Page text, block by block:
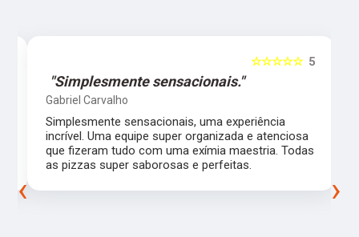
5
☆☆☆☆☆
"Simplesmente sensacionais."
Gabriel Carvalho
Simplesmente sensacionais, uma experiência
incrível. Uma equipe super organizada e atenciosa
que fizeram tudo com uma exímia maestria. Todas
as pizzas super saborosas e perfeitas.
‹ ›